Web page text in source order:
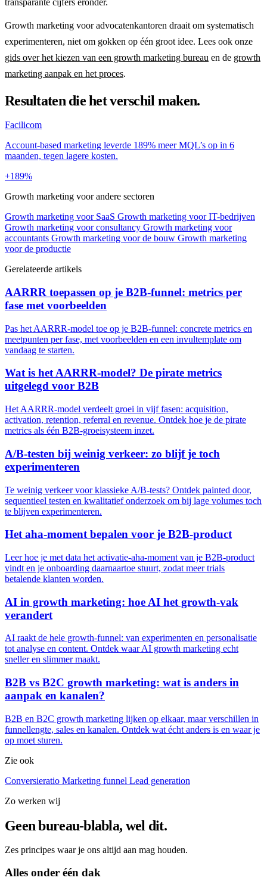
transparante cijfers eronder.
Growth marketing voor advocatenkantoren draait om systematisch
experimenteren, niet om gokken op één groot idee. Lees ook onze
gids over het kiezen van een growth marketing bureau en de growth
marketing aanpak en het proces.
Resultaten die het verschil maken.
Facilicom
Account-based marketing leverde 189% meer MQL’s op in 6
maanden, tegen lagere kosten.
+189%
Growth marketing voor andere sectoren
Growth marketing voor SaaS Growth marketing voor IT-bedrijven
Growth marketing voor consultancy Growth marketing voor
accountants Growth marketing voor de bouw Growth marketing
voor de productie
Gerelateerde artikels
AARRR toepassen op je B2B-funnel: metrics per
fase met voorbeelden
Pas het AARRR-model toe op je B2B-funnel: concrete metrics en
meetpunten per fase, met voorbeelden en een invultemplate om
vandaag te starten.
Wat is het AARRR-model? De pirate metrics
uitgelegd voor B2B
Het AARRR-model verdeelt groei in vijf fasen: acquisition,
activation, retention, referral en revenue. Ontdek hoe je de pirate
metrics als één B2B-groeisysteem inzet.
A/B-testen bij weinig verkeer: zo blijf je toch
experimenteren
Te weinig verkeer voor klassieke A/B-tests? Ontdek painted door,
sequentieel testen en kwalitatief onderzoek om bij lage volumes toch
te blijven experimenteren.
Het aha-moment bepalen voor je B2B-product
Leer hoe je met data het activatie-aha-moment van je B2B-product
vindt en je onboarding daarnaartoe stuurt, zodat meer trials
betalende klanten worden.
AI in growth marketing: hoe AI het growth-vak
verandert
AI raakt de hele growth-funnel: van experimenten en personalisatie
tot analyse en content. Ontdek waar AI growth marketing echt
sneller en slimmer maakt.
B2B vs B2C growth marketing: wat is anders in
aanpak en kanalen?
B2B en B2C growth marketing lijken op elkaar, maar verschillen in
funnellengte, sales en kanalen. Ontdek wat écht anders is en waar je
op moet sturen.
Zie ook
Conversieratio Marketing funnel Lead generation
Zo werken wij
Geen bureau-blabla, wel dit.
Zes principes waar je ons altijd aan mag houden.
Alles onder één dak